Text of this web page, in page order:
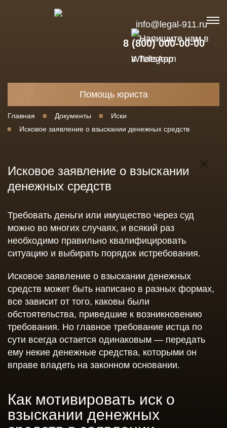
info@legal-911.ru
8 (800) 000-00-00
Помощь юриста
Главная Документы
Иски
Исковое заявление о взыскании денежных средств
Исковое заявление о взыскании
денежных средств
Требовать деньги или имущество через суд
можно во многих случаях, и всякий раз
необходимо правильно квалифицировать
ситуацию и выбирать порядок истребования.
Исковое заявление о взыскании денежных
средств может быть написано в разных формах,
все зависит от того, каковы были
обстоятельства, приведшие к возникновению
требования. Но главное требование истца по
сути всегда остается одинаковым — передать
ему некие денежные средства, которыми он
вправе владеть на законном основании.
Как мотивировать иск о
взыскании денежных